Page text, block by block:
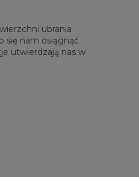
ubrania
się nam osiągnąć
utwierdzają nas w